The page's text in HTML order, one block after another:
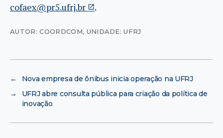
cofaex@pr5.ufrj.br
.
AUTOR: COORDCOM, UNIDADE: UFRJ
←
Nova empresa de ônibus inicia operação na UFRJ
→
UFRJ abre consulta pública para criação da política de
inovação